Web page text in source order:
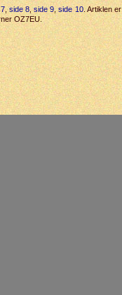
,side 8,side 9 ,side 10. Artiklen er
OZ7EU.